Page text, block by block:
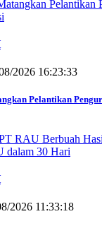
2026 16:23:33
Pelantikan
2026 11:33:18